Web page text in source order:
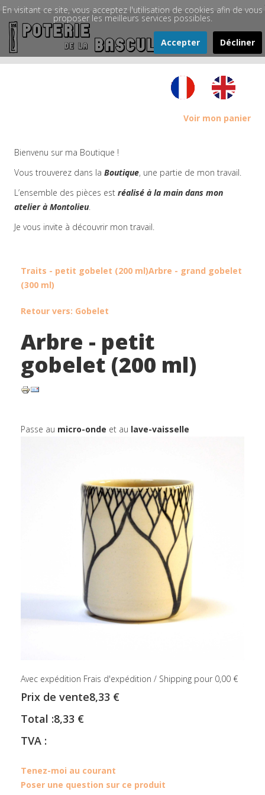
Voir mon panier
Bienvenu sur ma Boutique !
Vous trouverez dans la Boutique, une partie de mon travail.
L’ensemble des pièces est réalisé à la main dans mon
atelier à Montolieu.
Je vous invite à découvrir mon travail.
Traits - petit gobelet (200 ml)Arbre - grand gobelet
(300 ml)
Retour vers: Gobelet
Arbre - petit
gobelet (200 ml)
Passe au micro-onde et au lave-vaisselle
Avec expédition Frais d'expédition / Shipping pour 0,00 €
Prix ​​de vente8,33 €
Total :8,33 €
TVA :
Tenez-moi au courant
Poser une question sur ce produit
En visitant ce site, vous acceptez l'utilisation de cookies afin de vous
proposer les meilleurs services possibles.
Accepter Décliner